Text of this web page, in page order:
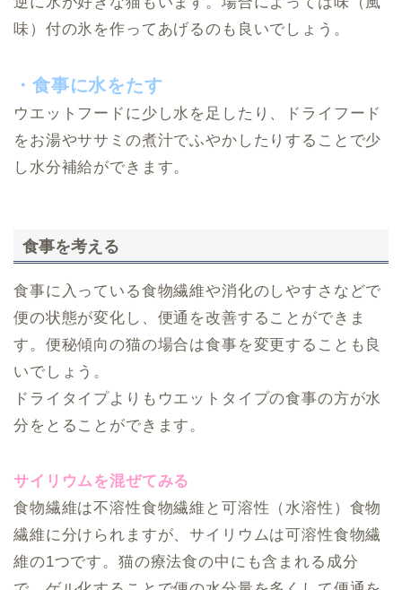
味）付の氷を作ってあげるのも良いでしょう。
・食事に水をたす
ウエットフードに少し水を足したり、ドライフード
をお湯やササミの煮汁でふやかしたりすることで少
し水分補給ができます。
食事を考える
食事に入っている食物繊維や消化のしやすさなどで
便の状態が変化し、便通を改善することができま
す。便秘傾向の猫の場合は食事を変更することも良
いでしょう。
ドライタイプよりもウエットタイプの食事の方が水
分をとることができます。
サイリウムを混ぜてみる
食物繊維は不溶性食物繊維と可溶性（水溶性）食物
繊維に分けられますが、サイリウムは可溶性食物繊
維の1つです。猫の療法食の中にも含まれる成分